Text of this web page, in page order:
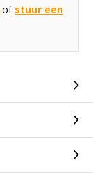
of stuur een